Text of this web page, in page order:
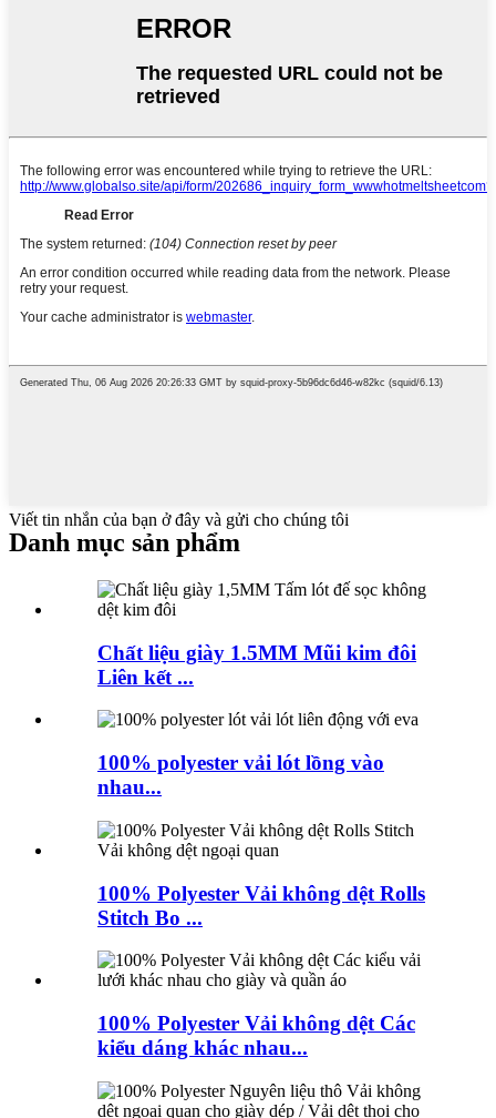
Viết tin nhắn của bạn ở đây và gửi cho chúng tôi
Danh mục sản phẩm
Chất liệu giày 1.5MM Mũi kim đôi
Liên kết ...
100% polyester vải lót lồng vào
nhau...
100% Polyester Vải không dệt Rolls
Stitch Bo ...
100% Polyester Vải không dệt Các
kiểu dáng khác nhau...